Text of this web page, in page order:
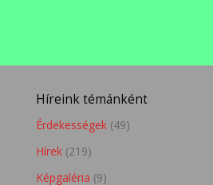
Híreink témánként
Érdekességek (49)
Hírek (219)
Képgaléria (9)